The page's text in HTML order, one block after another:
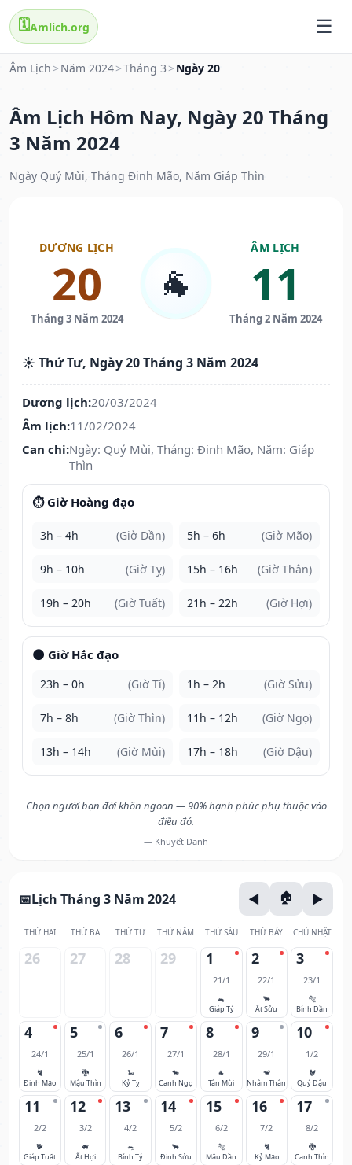
🗓️Amlich.org
Âm Lịch > Năm 2024>Tháng 3 > Ngày 20
Âm Lịch Hôm Nay, Ngày 20 Tháng
3 Năm 2024
Ngày Quý Mùi, Tháng Đinh Mão, Năm Giáp Thìn
DƯƠNG LỊCH
20
Tháng 3 Năm 2024
🐐
ÂM LỊCH
11
Tháng 2 Năm 2024
☀️ Thứ Tư, Ngày 20 Tháng 3 Năm 2024
Dương lịch:20/03/2024
Âm lịch:11/02/2024
Can chi:Ngày: Quý Mùi, Tháng: Đinh Mão, Năm: Giáp
Thìn
⏱️ Giờ Hoàng đạo
3h – 4h (Giờ Dần) 5h – 6h (Giờ Mão)
9h – 10h (Giờ Tỵ) 15h – 16h (Giờ Thân)
19h – 20h (Giờ Tuất) 21h – 22h (Giờ Hợi)
🌑 Giờ Hắc đạo
23h – 0h (Giờ Tí) 1h – 2h (Giờ Sửu)
7h – 8h (Giờ Thìn) 11h – 12h (Giờ Ngọ)
13h – 14h (Giờ Mùi) 17h – 18h (Giờ Dậu)
Chọn người bạn đời khôn ngoan — 90% hạnh phúc phụ thuộc vào
điều đó.
— Khuyết Danh
Lịch Tháng 3 Năm 2024
THỨ HAI THỨ BA THỨ TƯ THỨ NĂM THỨ SÁU THỨ BẢY CHỦ NHẬT
26 27 28 29 1
21/1
🐀
Giáp Tý
2
22/1
🐂
Ất Sửu
3
23/1
🐅
Bính Dần
4
24/1
🐈
Đinh Mão
5
25/1
🐉
Mậu Thìn
6
26/1
🐍
Kỷ Tỵ
7
27/1
🐎
Canh Ngọ
8
28/1
🐐
Tân Mùi
9
29/1
🐒
Nhâm Thân
10
1/2
🐓
Quý Dậu
11
2/2
🐕
Giáp Tuất
12
3/2
🐖
Ất Hợi
13
4/2
🐀
Bính Tý
14
5/2
🐂
Đinh Sửu
15
6/2
🐅
Mậu Dần
16
7/2
🐈
Kỷ Mão
17
8/2
🐉
Canh Thìn